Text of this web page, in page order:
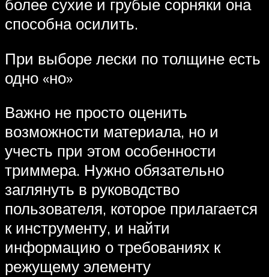
более сухие и грубые сорняки она
способна осилить.
При выборе лески по толщине есть
одно «но»
Важно не просто оценить
возможности материала, но и
учесть при этом особенности
триммера. Нужно обязательно
заглянуть в руководство
пользователя, которое прилагается
к инструменту, и найти
информацию о требованиях к
режущему элементу